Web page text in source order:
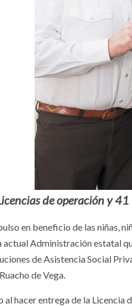
de operación y
en beneficio de las niñas,
actual Administración estatal
de Asistencia Social
de Vega.
hacer entrega de la Licencia